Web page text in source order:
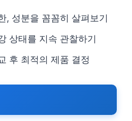
, 성분을 꼼꼼히 살펴보기
상태를 지속 관찰하기
후 최적의 제품 결정